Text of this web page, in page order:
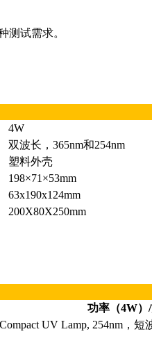
测试需求。
4W
双波长，365nm和254nm
塑料外壳
198×71×53mm
63x190x124mm
200X80X250mm
功率（4W）
Compact UV Lamp, 254nm，短